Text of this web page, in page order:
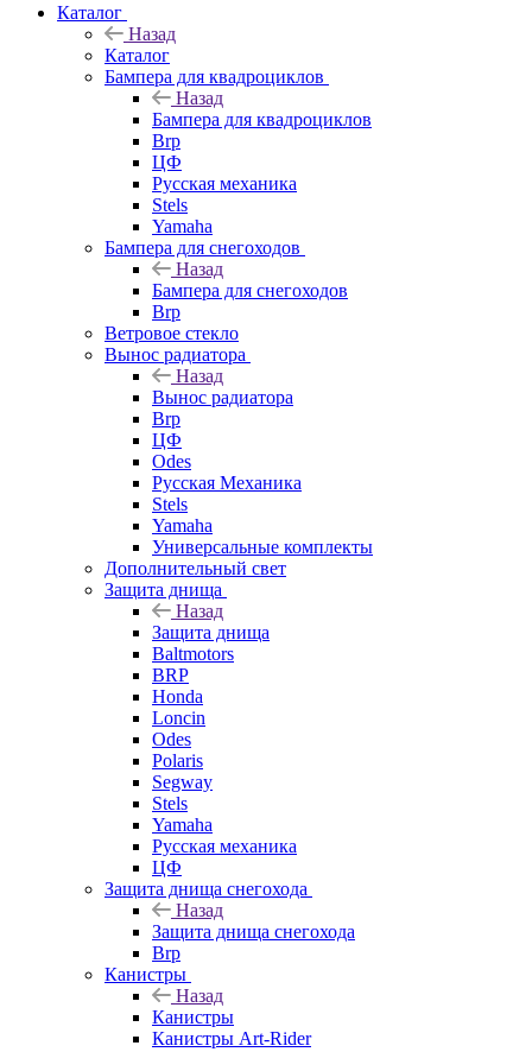
Каталог
Назад
Каталог
Бампера для квадроциклов
Назад
Бампера для квадроциклов
Brp
ЦФ
Русская механика
Stels
Yamaha
Бампера для снегоходов
Назад
Бампера для снегоходов
Brp
Ветровое стекло
Вынос радиатора
Назад
Вынос радиатора
Brp
ЦФ
Odes
Русская Механика
Stels
Yamaha
Универсальные комплекты
Дополнительный свет
Защита днища
Назад
Защита днища
Baltmotors
BRP
Honda
Loncin
Odes
Polaris
Segway
Stels
Yamaha
Русская механика
ЦФ
Защита днища снегохода
Назад
Защита днища снегохода
Brp
Канистры
Назад
Канистры
Канистры Art-Rider